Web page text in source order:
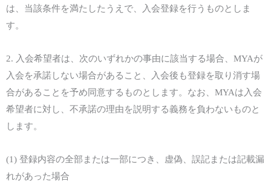
は、 当該条件を満たした うえで、 入会登録を行うものとしま
す。
2. 入会希望者は、次のいずれかの事由に該当する場合、 MYAが
入会を承諾しない場合があること 、 入会後も登録を取り消す場
合があること を予め同意するものとします。なお、 MYAは入会
希望者に対し、不承諾の理由を説明する義務を負わないものと
します。
(1) 登録内容の全部 または一部につき、虚偽、誤記または記載漏
れがあった場合